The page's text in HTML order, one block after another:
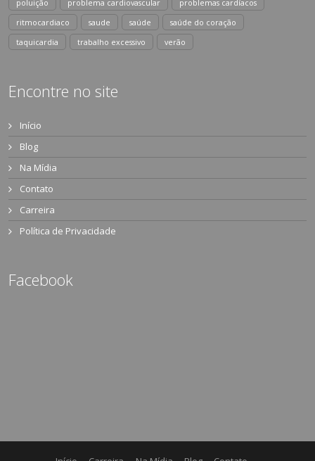
poluição
problema cardiovascular
problemas cardíacos
ritmocardiaco
saude saúde
saúde do coração
taquicardia
trabalho excessivo verão
Encontre no site
Início
Blog
Na Mídia
Contato
Carreira
Política de Privacidade
Facebook